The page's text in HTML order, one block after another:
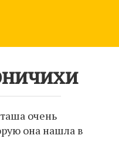
очень
она нашла в